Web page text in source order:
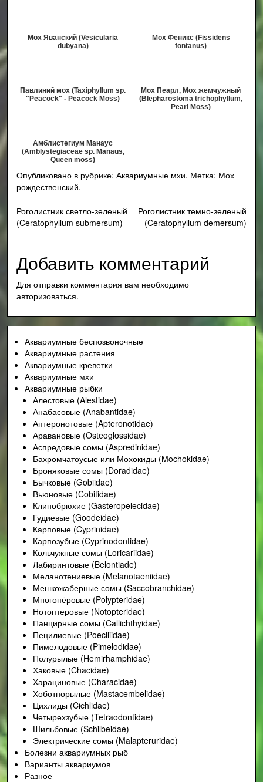
Мох Яванский (Vesicularia
dubyana)
Мох Феникс (Fissidens
fontanus)
Павлиний мох (Taxiphyllum sp.
"Peacock" - Peacock Moss)
Мох Пеарл, Мох жемчужный
(Blepharostoma trichophyllum,
Pearl Moss)
Амблистегиум Манаус
(Amblystegiaceae sp. Manaus,
Queen moss)
Опубликовано в рубрике: Аквариумные мхи. Метка: Мох
рождественский.
Навигация
по
записям
Роголистник светло-зеленый
(Ceratophyllum submersum)
Роголистник темно-зеленый
(Ceratophyllum demersum)
Добавить комментарий
Для отправки комментария вам необходимо
авторизоваться.
Аквариумные беспозвоночные
Аквариумные растения
Аквариумные креветки
Аквариумные мхи
Аквариумные рыбки
Алестовые (Alestidae)
Анабасовые (Anabantidae)
Аптеронотовые (Apteronotidae)
Аравановые (Osteoglossidae)
Аспредовые сомы (Aspredinidae)
Бахромчатоусые или Мохокиды (Mochokidae)
Броняковые сомы (Doradidae)
Бычковые (Gobiidae)
Вьюновые (Cobitidae)
Клинобрюхие (Gasteropelecidae)
Гудиевые (Goodeidae)
Карповые (Cyprinidae)
Карпозубые (Cyprinodontidae)
Кольчужные сомы (Loricariidae)
Лабиринтовые (Belontiade)
Меланотениевые (Melanotaeniidae)
Мешкожаберные сомы (Saccobranchidae)
Многопёровые (Polypteridae)
Нотоптеровые (Notopteridae)
Панцирные сомы (Callichthyidae)
Пецилиевые (Poeciliidae)
Пимелодовые (Pimelodidae)
Полурылые (Hemirhamphidae)
Хаковые (Chacidae)
Харациновые (Characidae)
Хоботнорылые (Mastacembelidae)
Цихлиды (Cichlidae)
Четырехзубые (Tetraodontidae)
Шильбовые (Schilbeidae)
Электрические сомы (Malapteruridae)
Болезни аквариумных рыб
Варианты аквариумов
Разное